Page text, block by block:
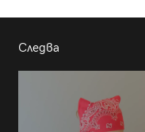
Следва